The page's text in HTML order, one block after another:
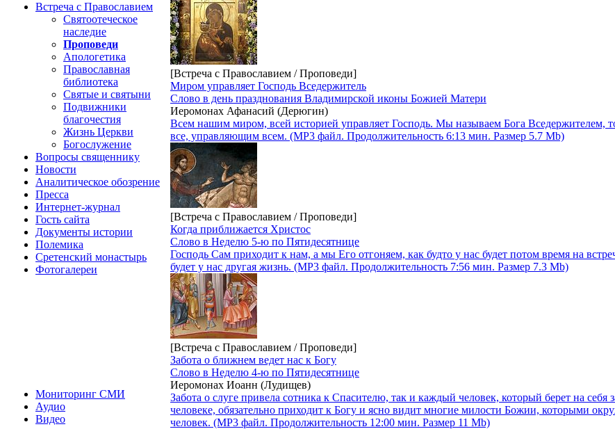
Встреча с Православием
Святоотеческое
наследие
Проповеди
Апологетика
Православная
библиотека
Святые и святыни
Подвижники
благочестия
Жизнь Церкви
Богослужение
Вопросы священнику
Новости
Аналитическое обозрение
Пресса
Интернет-журнал
Гость сайта
Документы истории
Полемика
Сретенский монастырь
Фотогалереи
Мониторинг СМИ
Аудио
Видео
[Встреча с Православием / Проповеди]
Миром управляет Господь Вседержитель
Слово в день празднования Владимирской иконы Божией Матери
Иеромонах Афанасий (Дерюгин)
Всем нашим миром, всей историей управляет Господь. Мы называем Бога Вседержителем,
все, управляющим всем. (MP3 файл. Продолжительность 6:13 мин. Размер 5.7 Mb)
[Встреча с Православием / Проповеди]
Когда приближается Христос
Слово в Неделю 5-ю по Пятидесятнице
Господь Сам приходит к нам, а мы Его отгоняем, как будто у нас будет потом время на
будет у нас другая жизнь. (MP3 файл. Продолжительность 7:56 мин. Размер 7.3 Mb)
[Встреча с Православием / Проповеди]
Забота о ближнем ведет нас к Богу
Слово в Неделю 4-ю по Пятидесятнице
Иеромонах Иоанн (Лудищев)
Забота о слуге привела сотника к Спасителю, так и каждый человек, который берет на себя
человеке, обязательно приходит к Богу и ясно видит многие милости Божии, которыми
человек. (MP3 файл. Продолжительность 12:00 мин. Размер 11 Mb)